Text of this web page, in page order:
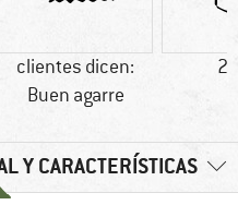
clientes dicen:
Buen agarre
Y CARACTERÍSTICAS